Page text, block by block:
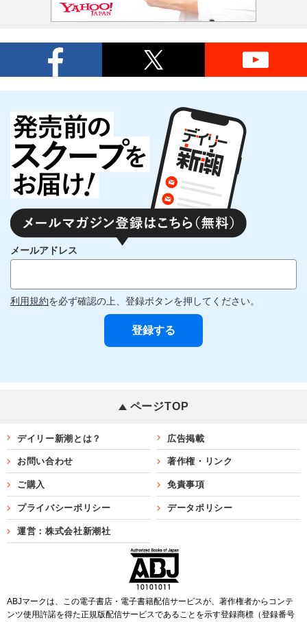
メールアドレス
利用規約を必ず確認の上、登録ボタンを押してください。
ページTOP
デイリー新潮とは？ 広告掲載
お問い合わせ 著作権・リンク
ご購入 免責事項
プライバシーポリシー データポリシー
運営：株式会社新潮社
ABJマークは、この電子書店・電子書籍配信サービスが、著作権者からコンテ
ンツ使用許諾を得た正規版配信サービスであることを示す登録商標（登録番号